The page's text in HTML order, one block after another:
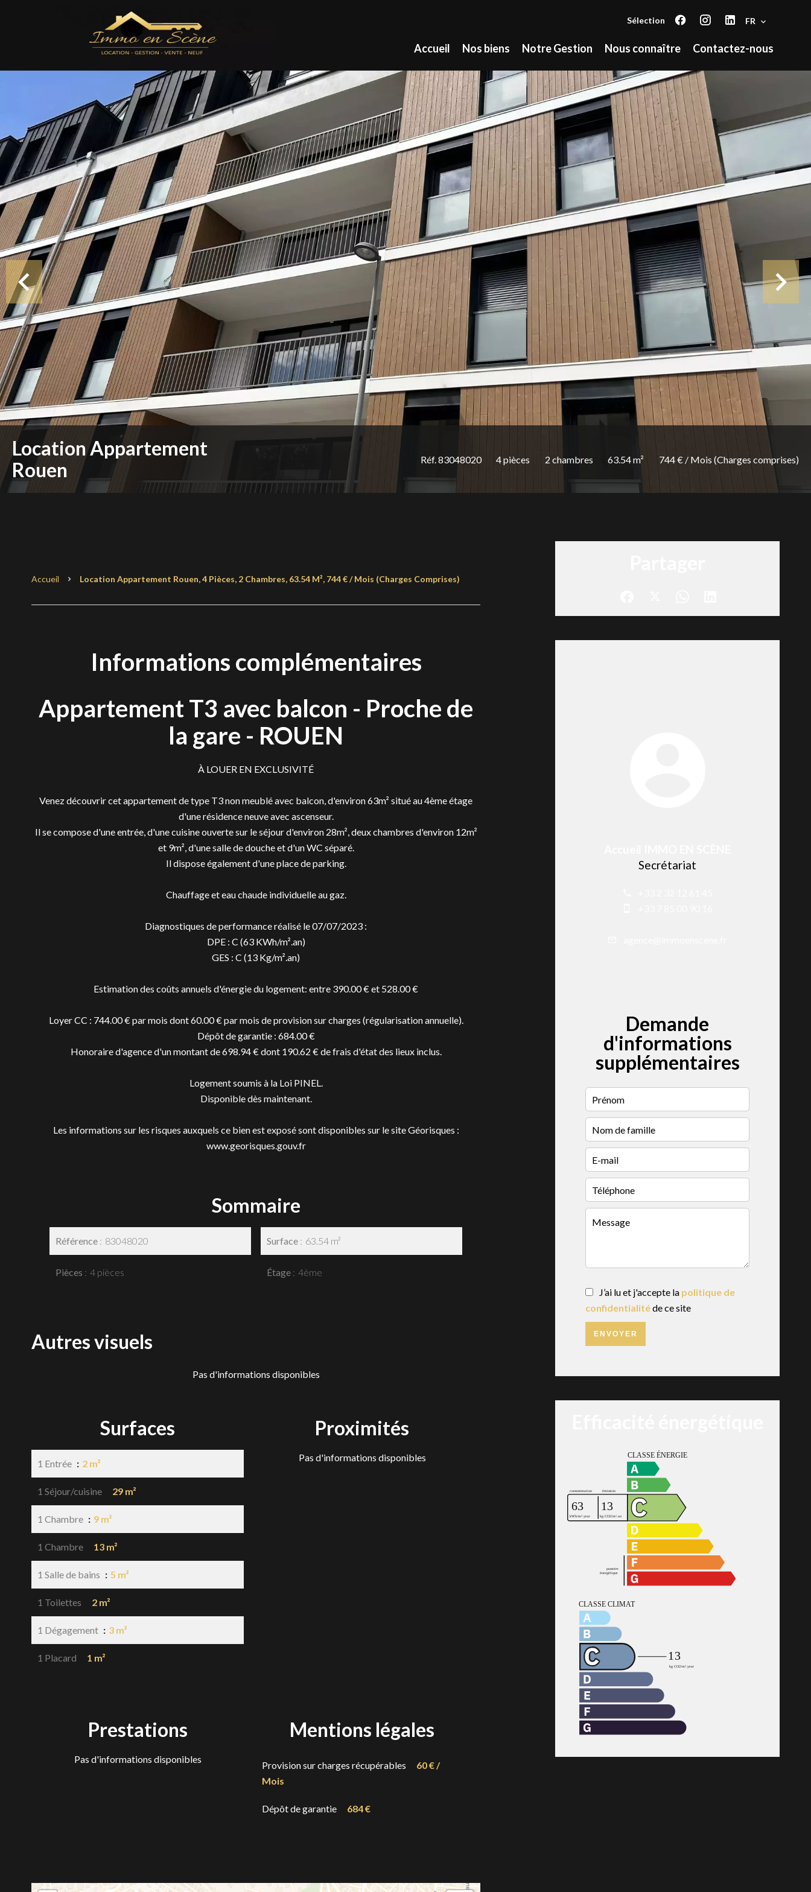
Sélection FR
Accueil Nos biens Notre Gestion Nous connaître Contactez-nous
Location Appartement
Rouen
Réf. 83048020 4 pièces 2 chambres 63.54 m² 744 € / Mois (Charges comprises)
Accueil Location Appartement Rouen, 4 Pièces, 2 Chambres, 63.54 M², 744 € / Mois (Charges Comprises)
Informations complémentaires
Appartement T3 avec balcon - Proche de
la gare - ROUEN
À LOUER EN EXCLUSIVITÉ
Venez découvrir cet appartement de type T3 non meublé avec balcon, d'environ 63m² situé au 4ème étage
d'une résidence neuve avec ascenseur.
Il se compose d'une entrée, d'une cuisine ouverte sur le séjour d'environ 28m², deux chambres d'environ 12m²
et 9m², d'une salle de douche et d'un WC séparé.
Il dispose également d'une place de parking.
Chauffage et eau chaude individuelle au gaz.
Diagnostiques de performance réalisé le 07/07/2023 :
DPE : C (63 KWh/m².an)
GES : C (13 Kg/m².an)
Estimation des coûts annuels d'énergie du logement: entre 390.00 € et 528.00 €
Loyer CC : 744.00 € par mois dont 60.00 € par mois de provision sur charges (régularisation annuelle).
Dépôt de garantie : 684.00 €
Honoraire d'agence d'un montant de 698.94 € dont 190.62 € de frais d'état des lieux inclus.
Logement soumis à la Loi PINEL.
Disponible dès maintenant.
Les informations sur les risques auxquels ce bien est exposé sont disponibles sur le site Géorisques :
www.georisques.gouv.fr
Sommaire
Référence 83048020
Pièces 4 pièces
Surface 63.54 m²
Étage 4ème
Autres visuels
Pas d'informations disponibles
Surfaces
1 Entrée 2 m²
1 Séjour/cuisine 29 m²
1 Chambre 9 m²
1 Chambre 13 m²
1 Salle de bains 5 m²
1 Toilettes 2 m²
1 Dégagement 3 m²
1 Placard 1 m²
Proximités
Pas d'informations disponibles
Prestations
Pas d'informations disponibles
Mentions légales
Provision sur charges récupérables
60 € /
Mois
Dépôt de garantie 684 €
Secrétariat
Demande
d'informations
supplémentaires
J’ai lu et j'accepte la politique de
confidentialitéde ce site
ENVOYER